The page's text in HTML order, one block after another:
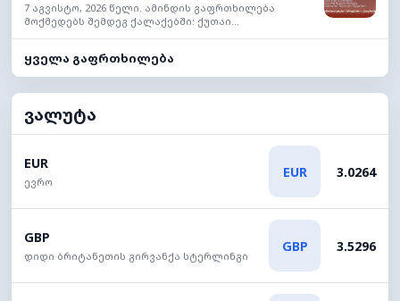
7 აგვისტო, 2026 წელი. ამინდის გაფრთხილება
მოქმედებს შემდეგ ქალაქებში: ქუთაი...
ყველა გაფრთხილება
ვალუტა
EUR
ევრო
EUR 3.0264
GBP
დიდი ბრიტანეთის გირვანქა სტერლინგი
GBP 3.5296